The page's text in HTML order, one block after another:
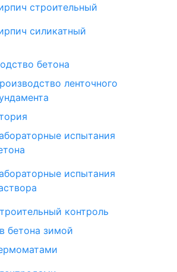
строительный
силикатный
бетона
ленточного
испытания
испытания
контроль
бетона зимой